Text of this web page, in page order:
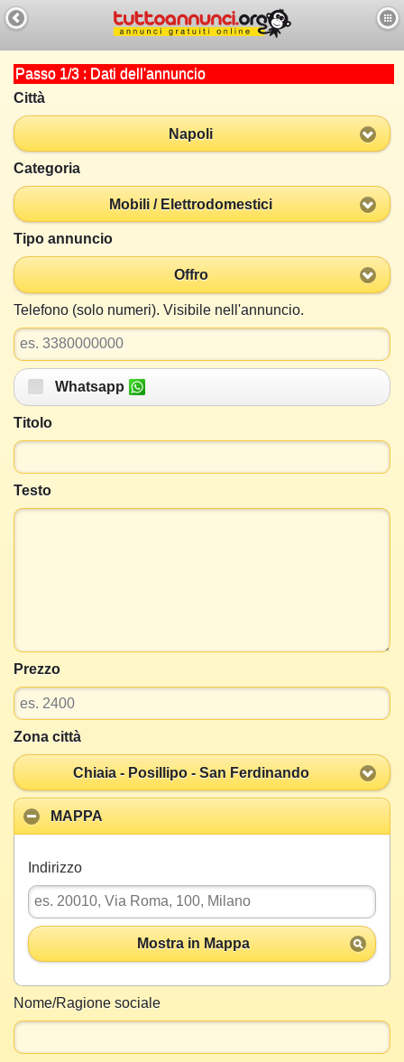
Passo 1/3 : Dati dell'annuncio
Città
Napoli
Categoria
Mobili / Elettrodomestici
Tipo annuncio
Offro
Telefono (solo numeri). Visibile nell'annuncio.
Whatsapp
Titolo
Testo
Prezzo
Zona città
Chiaia - Posillipo - San Ferdinando
MAPPA
Indirizzo
Mostra in Mappa
Nome/Ragione sociale